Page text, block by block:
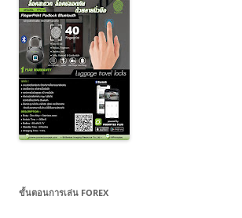
ขั้นตอนการเล่น FOREX